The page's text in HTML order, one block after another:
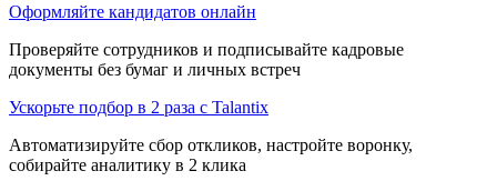
Оформляйте кандидатов онлайн
Проверяйте сотрудников и подписывайте кадровые
документы без бумаг и личных встреч
Ускорьте подбор в 2 раза с Talantix
Автоматизируйте сбор откликов, настройте воронку,
собирайте аналитику в 2 клика